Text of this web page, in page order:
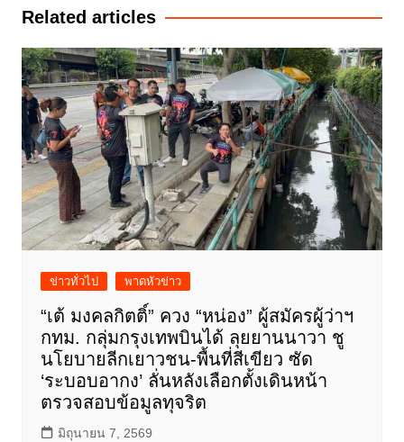
Related articles
ข่าวทั่วไป พาดหัวข่าว
“เต้ มงคลกิตติ์” ควง “หน่อง” ผู้สมัครผู้ว่าฯ
กทม. กลุ่มกรุงเทพบินได้ ลุยยานนาวา ชู
นโยบายลีกเยาวชน-พื้นที่สีเขียว ซัด
‘ระบอบอากง’ ลั่นหลังเลือกตั้งเดินหน้า
ตรวจสอบข้อมูลทุจริต
มิถุนายน 7, 2569